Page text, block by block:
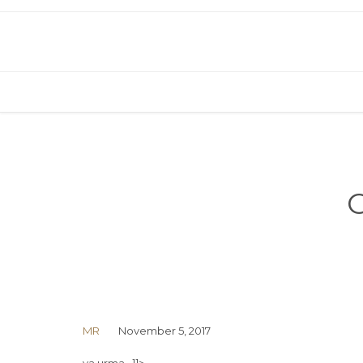
MR November 5, 2017